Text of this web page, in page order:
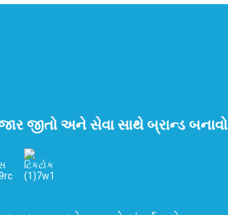
જીતો અને સેવા સાથે બ્રાન્ડ બનાવો